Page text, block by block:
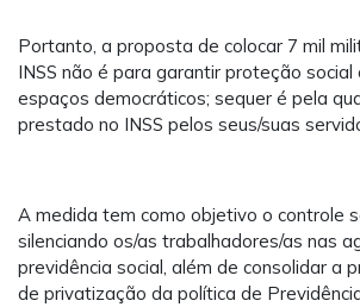
Portanto, a proposta de colocar 7 mil
INSS não é para garantir proteção social
espaços democráticos; sequer é pela
prestado no INSS pelos seus/suas
A medida tem como objetivo o controle
silenciando os/as trabalhadores/as nas
previdência social, além de consolidar a
de privatização da política de